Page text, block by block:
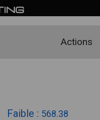
Actions
Faible : 568.38